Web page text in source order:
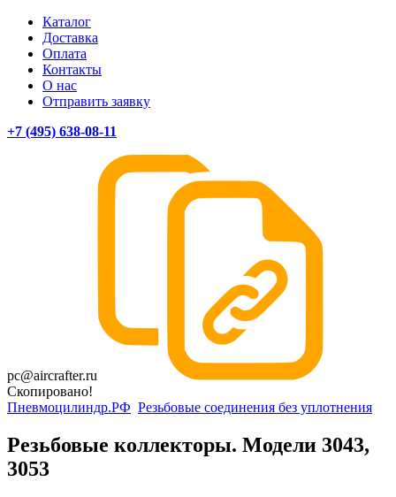
Каталог
Доставка
Оплата
Контакты
О нас
Отправить заявку
+7 (495) 638-08-11
pc@aircrafter.ru
Скопировано!
Пневмоцилиндр.РФ Резьбовые соединения без уплотнения
Резьбовые коллекторы. Модели 3043,
3053